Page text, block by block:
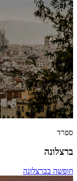
ספרד
ברצלונה
חופשה בברצלונה